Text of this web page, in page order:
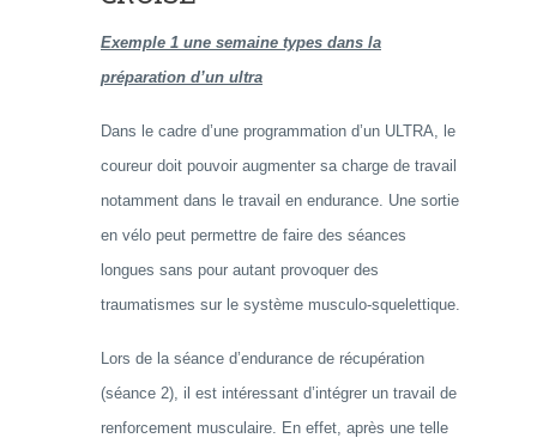
Exemple 1 une semaine types dans la
préparation d’un ultra
Dans le cadre d’une programmation d’un ULTRA, le
coureur doit pouvoir augmenter sa charge de travail
notamment dans le travail en endurance. Une sortie
en vélo peut permettre de faire des séances
longues sans pour autant provoquer des
traumatismes sur le système musculo-squelettique.
Lors de la séance d’endurance de récupération
(séance 2), il est intéressant d’intégrer un travail de
renforcement musculaire. En effet, après une telle